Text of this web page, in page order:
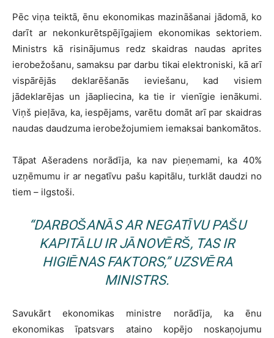
Pēc viņa teiktā, ēnu ekonomikas mazināšanai jādomā, ko
darīt ar nekonkurētspējīgajiem ekonomikas sektoriem.
Ministrs kā risinājumus redz skaidras naudas aprites
ierobežošanu, samaksu par darbu tikai elektroniski, kā arī
vispārējās deklarēšanās ieviešanu, kad visiem
jādeklarējas un jāapliecina, ka tie ir vienīgie ienākumi.
Viņš pieļāva, ka, iespējams, varētu domāt arī par skaidras
naudas daudzuma ierobežojumiem iemaksai bankomātos.
Tāpat Ašeradens norādīja, ka nav pieņemami, ka 40%
uzņēmumu ir ar negatīvu pašu kapitālu, turklāt daudzi no
tiem – ilgstoši.
“DARBOŠANĀS AR NEGATĪVU PAŠU
KAPITĀLU IR JĀNOVĒRŠ, TAS IR
HIGIĒNAS FAKTORS,” UZSVĒRA
MINISTRS.
Savukārt ekonomikas ministre norādīja, ka ēnu
ekonomikas īpatsvars ataino kopējo noskaņojumu